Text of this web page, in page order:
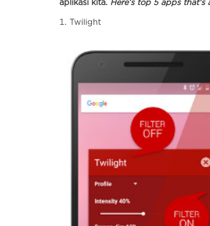
aplikasi kita. Here’s top 5 apps
Twilight